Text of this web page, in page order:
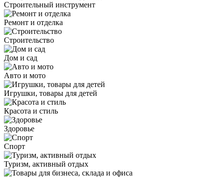
Строительный инструмент
Ремонт и отделка
Строительство
Дом и сад
Авто и мото
Игрушки, товары для детей
Красота и стиль
Здоровье
Спорт
Туризм, активный отдых